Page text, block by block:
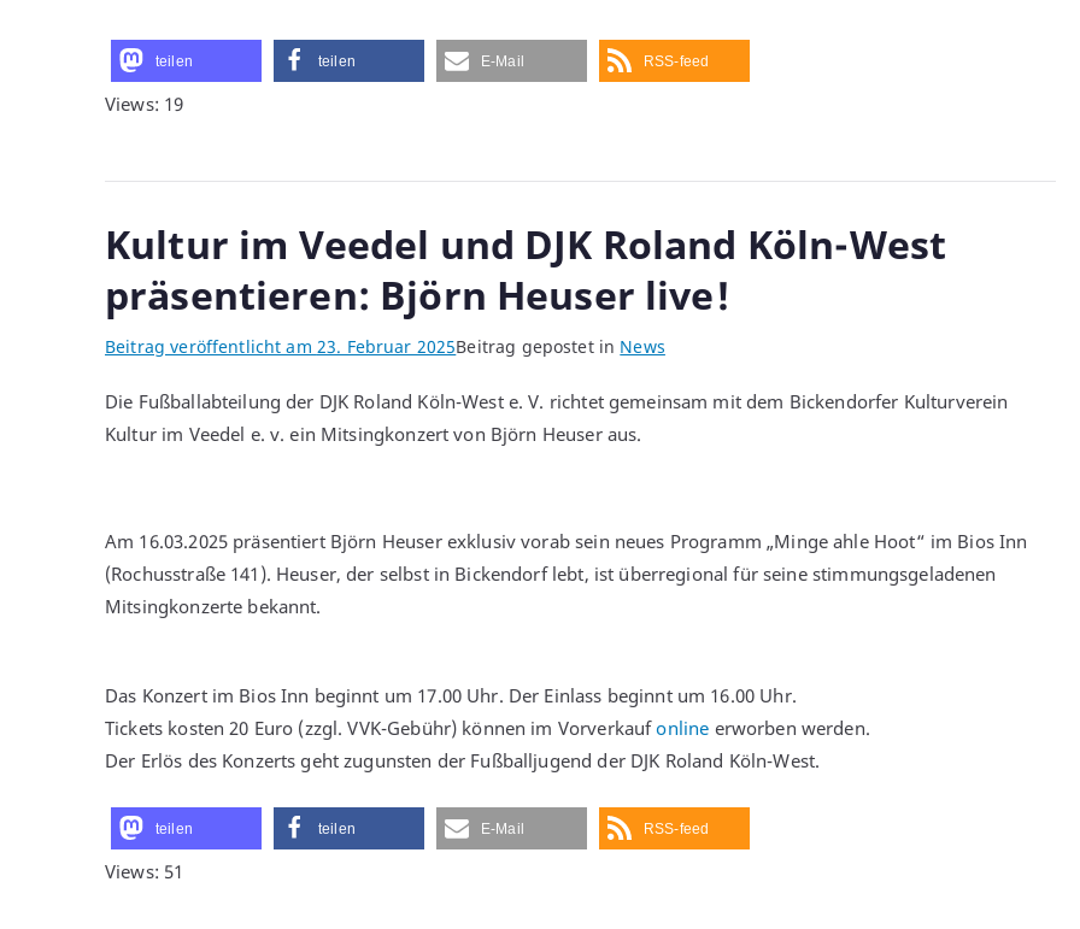
teilen teilen E-Mail RSS-feed
Views: 19
Kultur im Veedel und DJK Roland Köln-West
präsentieren: Björn Heuser live!
Beitrag veröffentlicht am 23. Februar 2025Beitrag gepostet in News
Die Fußballabteilung der DJK Roland Köln-West e. V. richtet gemeinsam mit dem Bickendorfer Kulturverein
Kultur im Veedel e. v. ein Mitsingkonzert von Björn Heuser aus.
Am 16.03.2025 präsentiert Björn Heuser exklusiv vorab sein neues Programm „Minge ahle Hoot“ im Bios Inn
(Rochusstraße 141). Heuser, der selbst in Bickendorf lebt, ist überregional für seine stimmungsgeladenen
Mitsingkonzerte bekannt.
Das Konzert im Bios Inn beginnt um 17.00 Uhr. Der Einlass beginnt um 16.00 Uhr.
Tickets kosten 20 Euro (zzgl. VVK-Gebühr) können im Vorverkaufonline erworben werden.
Der Erlös des Konzerts geht zugunsten der Fußballjugend der DJK Roland Köln-West.
teilen teilen E-Mail RSS-feed
Views: 51